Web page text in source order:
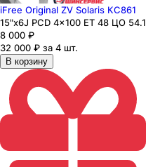
iFree Original ZV Solaris КС861
15"x6J PCD 4x100 ЕТ 48 ЦО 54.1
8 000 ₽
32 000 ₽ за 4 шт.
В корзину